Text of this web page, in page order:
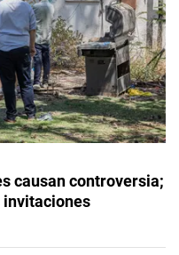
causan controversia;
invitaciones